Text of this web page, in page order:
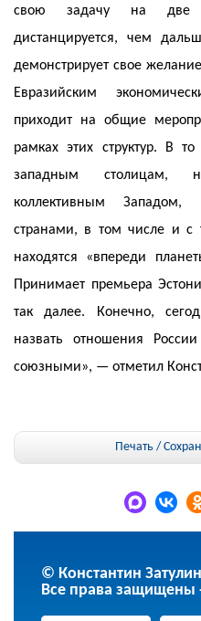
свою задачу на две
дистанцируется, чем
демонстрирует свое
Евразийским
приходит на общие
рамках этих структур. В
западным столицам,
коллективным
странами, в том числе и с
находятся «впереди
Принимает премьера
так далее. Конечно,
назвать отношения
союзными», — отметил
Печать /
© Константин
Все права защищены